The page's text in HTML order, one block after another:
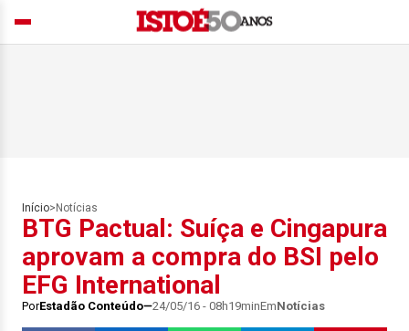
Início> Notícias
BTG Pactual: Suíça e Cingapura
aprovam a compra do BSI pelo
EFG International
PorEstadão Conteúdo 24/05/16 - 08h19minEmNotícias